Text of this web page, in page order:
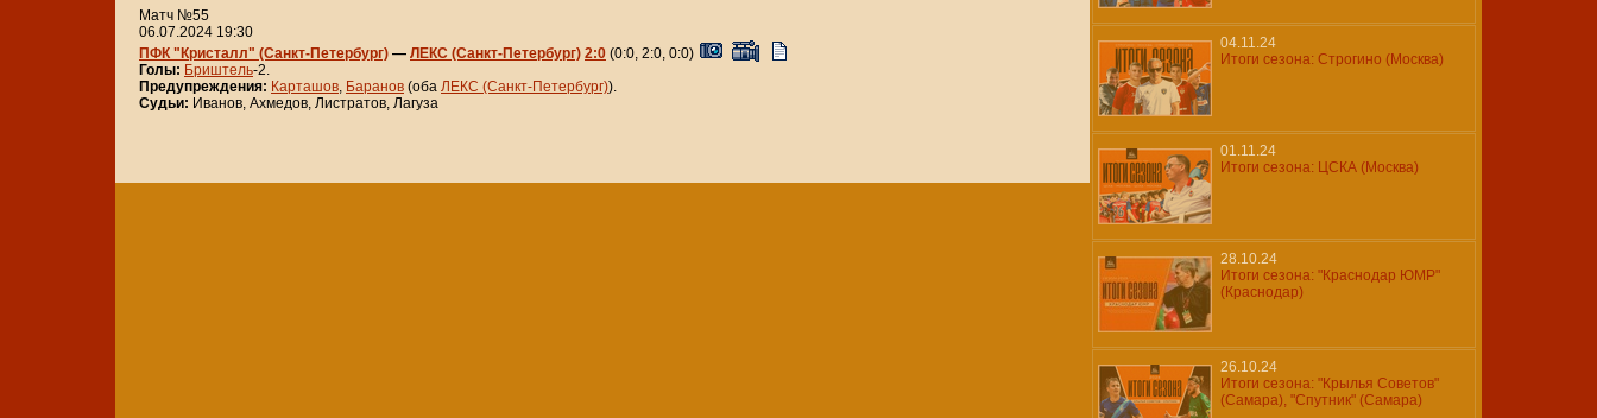
Матч №55
06.07.2024 19:30
ПФК "Кристалл" (Санкт-Петербург) — ЛЕКС (Санкт-Петербург) 2:0 (0:0, 2:0, 0:0)
Голы: Бриштель-2.
Предупреждения: Карташов, Баранов (оба ЛЕКС (Санкт-Петербург)).
Судьи: Иванов, Ахмедов, Листратов, Лагуза
04.11.24
Итоги сезона: Строгино (Москва)
01.11.24
Итоги сезона: ЦСКА (Москва)
28.10.24
Итоги сезона: "Краснодар ЮМР"
(Краснодар)
26.10.24
Итоги сезона: "Крылья Советов"
(Самара), "Спутник" (Самара)